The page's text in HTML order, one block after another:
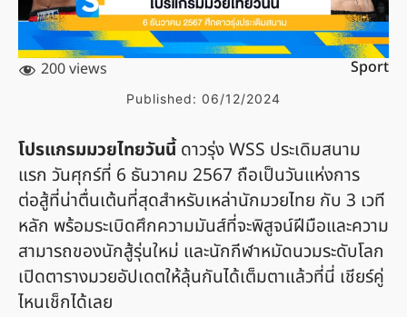
200 views Sport
Published: 06/12/2024
โปรแกรมมวยไทยวันนี้ ดาวรุ่ง WSS ประเดิมสนาม
แรก วันศุกร์ที่ 6 ธันวาคม 2567 ถือเป็นวันแห่งการ
ต่อสู้ที่น่าตื่นเต้นที่สุดสำหรับเหล่านักมวยไทย กับ 3 เวที
หลัก พร้อมระเบิดศึกความมันส์ที่จะพิสูจน์ฝีมือและความ
สามารถของนักสู้รุ่นใหม่ และนักกีฬาหมัดนวมระดับโลก
เปิดตารางมวยอัปเดตให้ลุ้นกันได้เต็มตาแล้วที่นี่ เชียร์คู่
ไหนเช็กได้เลย